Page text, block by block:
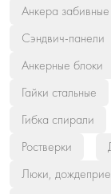
Анкера забивные
Сэндвич-панели
Анкерные блоки
Гайки стальные
Гибка спирали
Ростверки
Люки,